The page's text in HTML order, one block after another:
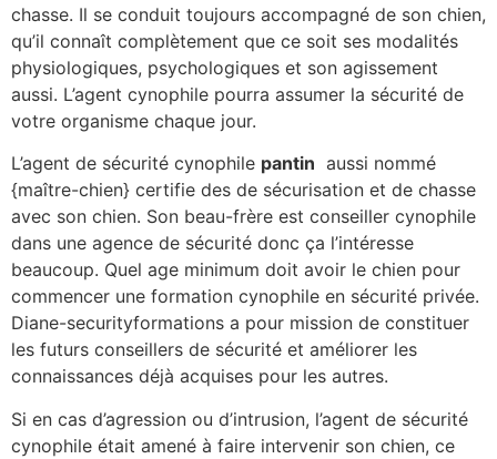
chasse. Il se conduit toujours accompagné de son chien,
qu’il connaît complètement que ce soit ses modalités
physiologiques, psychologiques et son agissement
aussi. L’agent cynophile pourra assumer la sécurité de
votre organisme chaque jour.
L’agent de sécurité cynophile pantin aussi nommé
{maître-chien} certifie des de sécurisation et de chasse
avec son chien. Son beau-frère est conseiller cynophile
dans une agence de sécurité donc ça l’intéresse
beaucoup. Quel age minimum doit avoir le chien pour
commencer une formation cynophile en sécurité privée.
Diane-securityformations a pour mission de constituer
les futurs conseillers de sécurité et améliorer les
connaissances déjà acquises pour les autres.
Si en cas d’agression ou d’intrusion, l’agent de sécurité
cynophile était amené à faire intervenir son chien, ce